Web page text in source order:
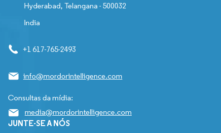
Hyderabad, Telangana - 500032
India
+1 617-765-2493
info@mordorintelligence.com
Consultas da mídia:
media@mordorintelligence.com
JUNTE-SE A NÓS